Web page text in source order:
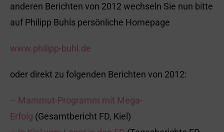
anderen Berichten von 2012 wechseln Sie nun bitte
auf Philipp Buhls persönliche Homepage
www.philipp-buhl.de
oder direkt zu folgenden Berichten von 2012:
– Mammut-Programm mit Mega-
Erfolg (Gesamtbericht FD, Kiel)